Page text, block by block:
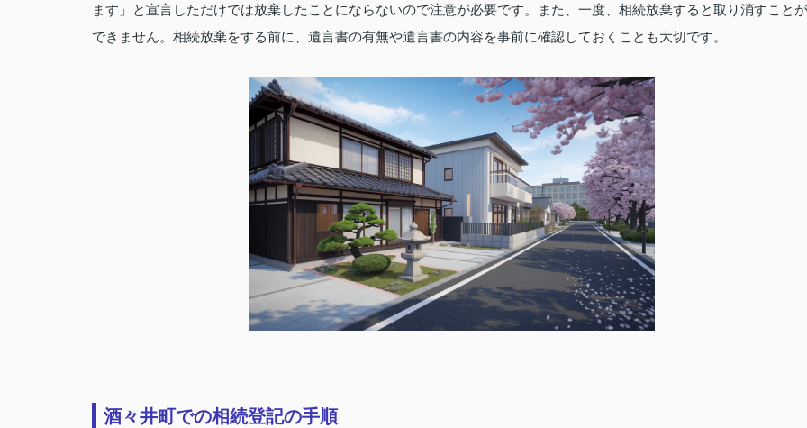
ます」と宣言しただけでは放棄したことにならないので注意が必要です。また、一度、相続放棄すると取り消すことが
できません。相続放棄をする前に、遺言書の有無や遺言書の内容を事前に確認しておくことも大切です。
酒々井町での相続登記の手順